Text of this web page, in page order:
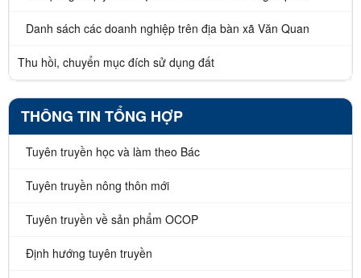
Danh sách các doanh nghiệp trên địa bàn xã Văn Quan
Thu hồi, chuyển mục đích sử dụng đất
THÔNG TIN TỔNG HỢP
Tuyên truyền học và làm theo Bác
Tuyên truyền nông thôn mới
Tuyên truyền về sản phẩm OCOP
Định hướng tuyên truyền